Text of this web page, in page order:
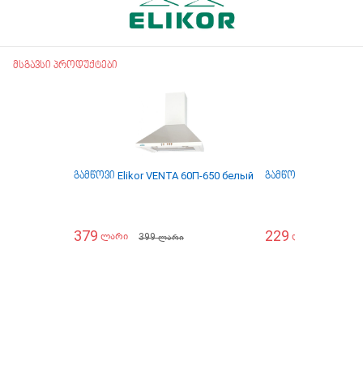
მსგავსი პროდუქტები
გამწოვი Elikor VENTA 60П-650 белый
379 ლარი 399ლარი
გამწოვი Elikor
229 ლარი